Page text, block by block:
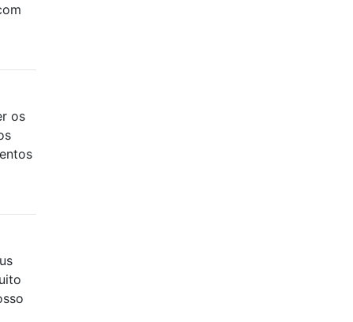
os